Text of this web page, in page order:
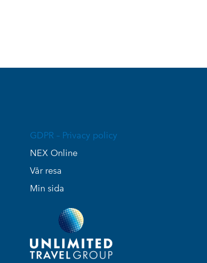
GDPR – Privacy policy
NEX Online
Vår resa
Min sida